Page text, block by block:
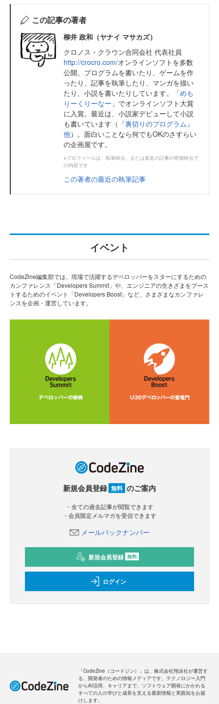
この記事の著者
柳井 政和（ヤナイ マサカズ）
クロノス・クラウン合同会社 代表社員
http://crocro.com/オンラインソフトを多数
公開。プログラムを書いたり、ゲームを作
ったり、記事を執筆したり、マンガを描い
たり、小説を書いたりしています。「めも
りーくりーなー 」でオンラインソフト大賞
に入賞。最近は、小説家デビューして小説
も書いています（ 『裏切りのプログラム』
他）。面白いことなら何でもOKのさすらい
の企画屋です。
※プロフィールは、執筆時点、または直近の記事の寄稿時点で
の内容です
この著者の最近の執筆記事
イベント
CodeZine編集部では、現場で活躍するデベロッパーをスターにするための
カンファレンス「Developers Summit」や、エンジニアの生きざまをブース
トするためのイベント「Developers Boost」など、さまざまなカンファレ
ンスを企画・運営しています。
新規会員登録 無料 のご案内
・全ての過去記事が閲覧できます
・会員限定メルマガを受信できます
メールバックナンバー
新規会員登録 無料
ログイン
「CodeZine（コードジン）」は、株式会社翔泳社が運営す
る、開発者のための情報メディアです。テクノロジー入門
からAI活用、キャリアまで、ソフトウェア開発にかかわる
すべての人の学びと成長を支える最新情報と実践知をお届
けします。